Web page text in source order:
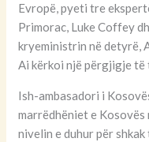
Evropë, pyeti tre
Primorac, Luke Coffey
kryeministrin në detyrë,
Ai kërkoi një përgjigje të
Ish-ambasadori i
marrëdhëniet e Kosovës
nivelin e duhur për